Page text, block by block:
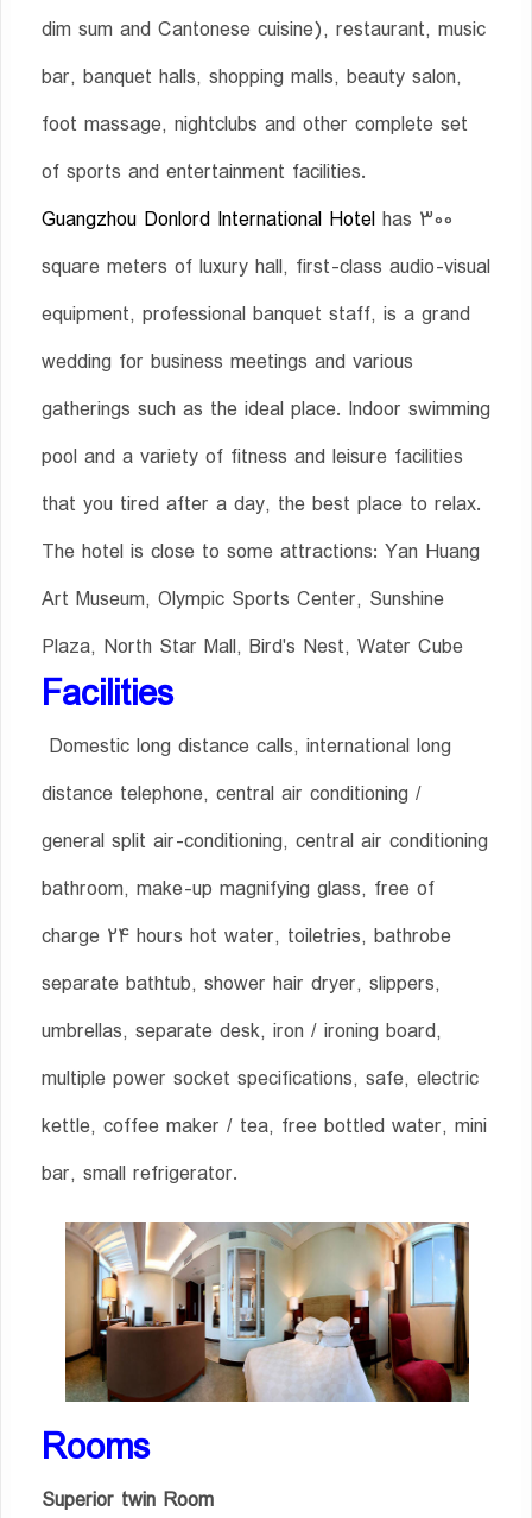
dim sum and Cantonese cuisine), restaurant, music
bar, banquet halls, shopping malls, beauty salon,
foot massage, nightclubs and other complete set
of sports and entertainment facilities.
Guangzhou Donlord International Hotel has 300
square meters of luxury hall, first-class audio-visual
equipment, professional banquet staff, is a grand
wedding for business meetings and various
gatherings such as the ideal place. Indoor swimming
pool and a variety of fitness and leisure facilities
that you tired after a day, the best place to relax.
The hotel is close to some attractions: Yan Huang
Art Museum, Olympic Sports Center, Sunshine
Plaza, North Star Mall, Bird's Nest, Water Cube
Facilities
Domestic long distance calls, international long
distance telephone, central air conditioning /
general split air-conditioning, central air conditioning
bathroom, make-up magnifying glass, free of
charge 24 hours hot water, toiletries, bathrobe
separate bathtub, shower hair dryer, slippers,
umbrellas, separate desk, iron / ironing board,
multiple power socket specifications, safe, electric
kettle, coffee maker / tea, free bottled water, mini
bar, small refrigerator.
Rooms
Superior twin Room